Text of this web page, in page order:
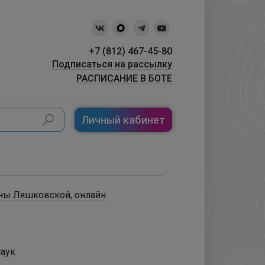
+7 (812) 467-45-80
Подписаться на рассылку
РАСПИСАНИЕ В БОТЕ
Личный кабинет
Ляшковской, онлайн